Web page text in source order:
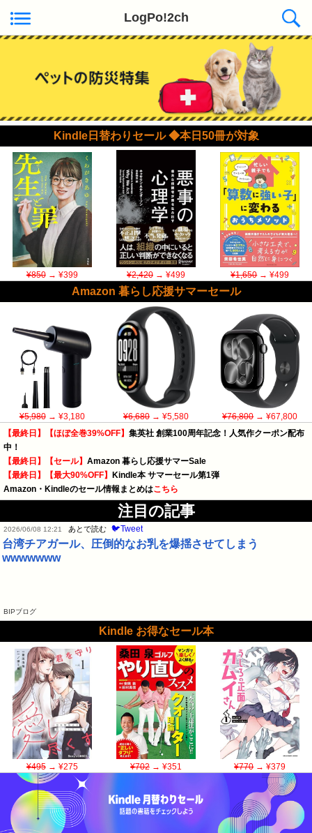
LogPo!2ch
Kindle日替わりセール ◆本日50冊が対象
¥850→ ¥399 ¥2,420→ ¥499 ¥1,650→ ¥499
Amazon 暮らし応援サマーセール
¥5,980→ ¥3,180 ¥6,680→ ¥5,580 ¥76,800→ ¥67,800
【最終日】【ほぼ全巻39%OFF】 集英社 創業100周年記念！人気作クーポン配布
中！
【最終日】【セール】 Amazon 暮らし応援サマーSale
【最終日】【最大90%OFF】 Kindle本 サマーセール第1弾
Amazon・Kindleのセール情報まとめはこちら
注目の記事
2026/06/08 12:21 あとで読む 🐦Tweet
台湾チアガール、圧倒的なお乳を爆揺させてしまう
wwwwwww
BIPブログ
Kindle お得なセール本
¥495→ ¥275 ¥702→ ¥351 ¥770→ ¥379